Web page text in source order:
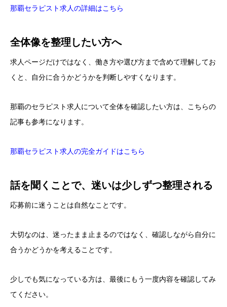
那覇セラピスト求人の詳細はこちら
全体像を整理したい方へ
求人ページだけではなく、働き方や選び方まで含めて理解してお
くと、自分に合うかどうかを判断しやすくなります。
那覇のセラピスト求人について全体を確認したい方は、こちらの
記事も参考になります。
那覇セラピスト求人の完全ガイドはこちら
話を聞くことで、迷いは少しずつ整理される
応募前に迷うことは自然なことです。
大切なのは、迷ったまま止まるのではなく、確認しながら自分に
合うかどうかを考えることです。
少しでも気になっている方は、最後にもう一度内容を確認してみ
てください。